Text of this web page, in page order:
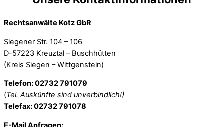
Rechtsanwälte Kotz GbR
Siegener Str. 104 – 106
D-57223 Kreuztal – Buschhütten
(Kreis Siegen – Wittgenstein)
Telefon: 02732 791079
(Tel. Auskünfte sind unverbindlich!)
Telefax: 02732 791078